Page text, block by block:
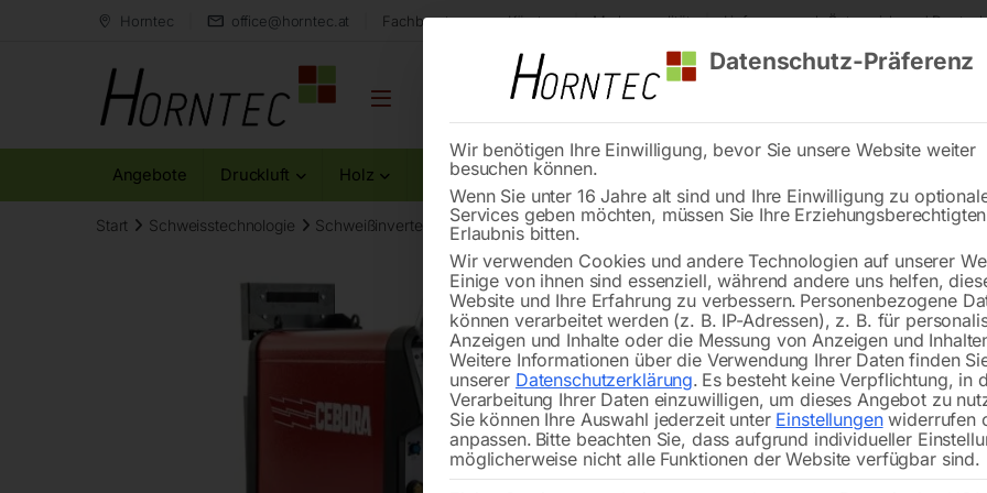
Horntec office@horntec.at Fachberatung aus Kärnten Markenqualität Lieferung nach Österreich und
Angebote Druckluft Holz Metall Reinigung
Start Schweisstechnologie Schweißinverter (WIG/TIG) CEBORA WIG-Schweißanlage ‘PFC’
🔍
Verfügbarkeit:Nicht vorrätig
Datenschutz-Präferenz
Wir benötigen Ihre Einwilligung, bevor Sie unsere Website weiter
besuchen können.
Wenn Sie unter 16 Jahre alt sind und Ihre Einwilligung zu
Services geben möchten, müssen Sie Ihre
Erlaubnis bitten.
Wir verwenden Cookies und andere Technologien auf unserer
Einige von ihnen sind essenziell, während andere uns helfen,
Website und Ihre Erfahrung zu verbessern. Personenbezogene
können verarbeitet werden (z. B. IP-Adressen), z. B. für
Anzeigen und Inhalte oder die Messung von Anzeigen und
Weitere Informationen über die Verwendung Ihrer Daten finden
unserer Datenschutzerklärung. Es besteht keine Verpflichtung, in
Verarbeitung Ihrer Daten einzuwilligen, um dieses Angebot zu
Sie können Ihre Auswahl jederzeit unter Einstellungenwiderrufen
anpassen. Bitte beachten Sie, dass aufgrund individueller
möglicherweise nicht alle Funktionen der Website verfügbar sind.